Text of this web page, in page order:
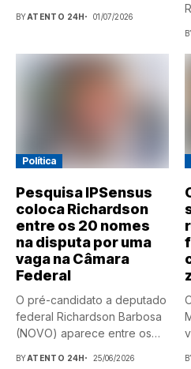
BYATENTO 24H 01/07/2026
Política
Pesquisa IPSensus
coloca Richardson
entre os 20 nomes
na disputa por uma
vaga na Câmara
Federal
O pré-candidato a deputado
federal Richardson Barbosa
(NOVO) aparece entre os
BYATENTO 24H 25/06/2026